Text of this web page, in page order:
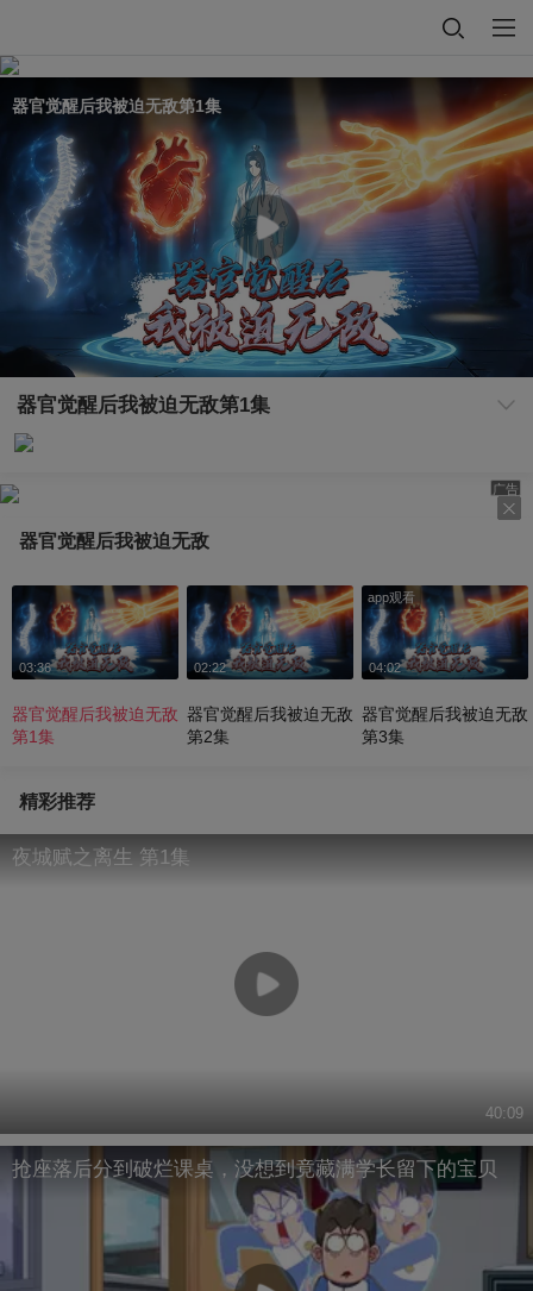
器官觉醒后我被迫无敌第1集
器官觉醒后我被迫无敌第1集
广告
器官觉醒后我被迫无敌
03:36
器官觉醒后我被迫无敌
第1集
02:22
器官觉醒后我被迫无敌
第2集
app观看
04:02
器官觉醒后我被迫无敌
第3集
精彩推荐
夜城赋之离生 第1集
40:09
抢座落后分到破烂课桌，没想到竟藏满学长留下的宝贝